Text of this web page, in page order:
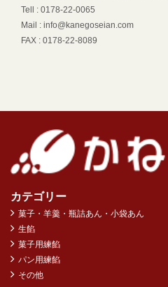
Tell : 0178-22-0065
Mail : info@kanegoseian.com
FAX : 0178-22-8089
カテゴリー
菓子・羊羹・瓶詰あん・小袋あん
生餡
菓子用練餡
パン用練餡
その他